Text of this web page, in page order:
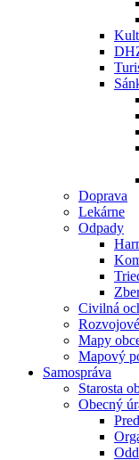
Doprava
Lekárne
Odpady
Civilná
Mapy
Mapový
Samospráva
Starosta
Obecný